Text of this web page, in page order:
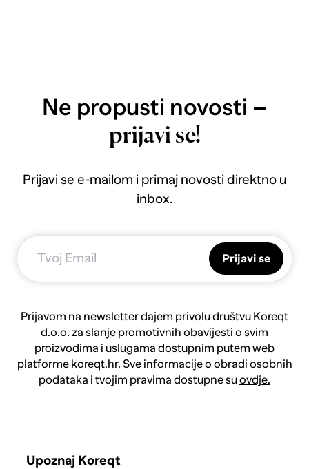
Ne propusti novosti –
prijavi se!
Prijavi se e-mailom i primaj novosti direktno u
inbox.
Prijavi se
Prijavom na newsletter dajem privolu društvu Koreqt
d.o.o. za slanje promotivnih obavijesti o svim
proizvodima i uslugama dostupnim putem web
platforme koreqt.hr. Sve informacije o obradi osobnih
podataka i tvojim pravima dostupne suovdje.
Upoznaj Koreqt